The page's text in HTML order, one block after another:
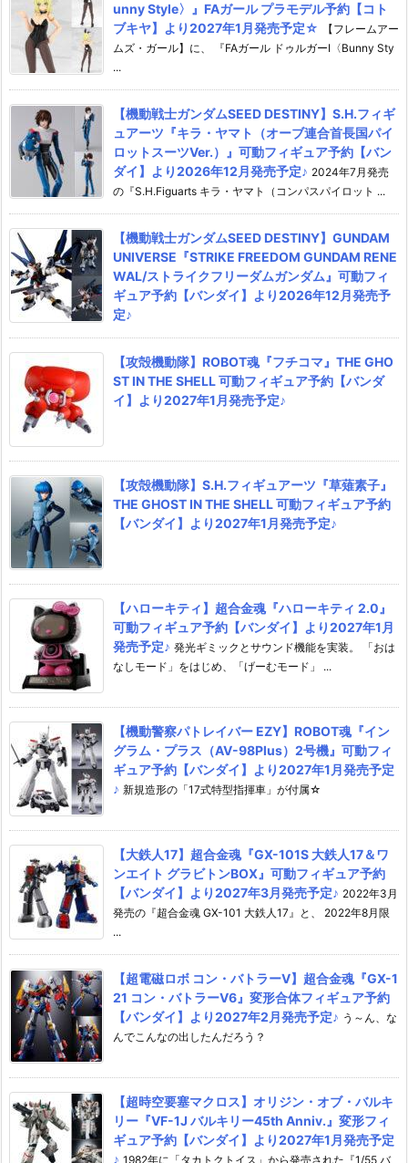
unny Style〉』FAガール プラモデル予約【コト
ブキヤ】より2027年1月発売予定☆
【フレームアー
ムズ・ガール】に、 『FAガール ドゥルガーI〈Bunny Sty
...
【機動戦士ガンダムSEED DESTINY】S.H.フィギ
ュアーツ『キラ・ヤマト（オーブ連合首長国パイ
ロットスーツVer.）』可動フィギュア予約【バン
ダイ】より2026年12月発売予定♪ 2024年7月発売
の『S.H.Figuarts キラ・ヤマト（コンパスパイロット ...
【機動戦士ガンダムSEED DESTINY】GUNDAM
UNIVERSE『STRIKE FREEDOM GUNDAM RENE
WAL/ストライクフリーダムガンダム』可動フィ
ギュア予約【バンダイ】より2026年12月発売予
定♪
【攻殻機動隊】ROBOT魂『フチコマ』THE GHO
ST IN THE SHELL 可動フィギュア予約【バンダ
イ】より2027年1月発売予定♪
【攻殻機動隊】S.H.フィギュアーツ『草薙素子』
THE GHOST IN THE SHELL 可動フィギュア予約
【バンダイ】より2027年1月発売予定♪
【ハローキティ】超合金魂『ハローキティ 2.0』
可動フィギュア予約【バンダイ】より2027年1月
発売予定♪ 発光ギミックとサウンド機能を実装。 「おは
なしモード」をはじめ、「げーむモード」 ...
【機動警察パトレイバー EZY】ROBOT魂『イン
グラム・プラス（AV-98Plus）2号機』可動フィ
ギュア予約【バンダイ】より2027年1月発売予定
♪ 新規造形の「17式特型指揮車」が付属☆
【大鉄人17】超合金魂『GX-101S 大鉄人17＆ワ
ンエイト グラビトンBOX』可動フィギュア予約
【バンダイ】より2027年3月発売予定♪ 2022年3月
発売の『超合金魂 GX-101 大鉄人17』と、 2022年8月限
...
【超電磁ロボ コン・バトラーV】超合金魂『GX-1
21 コン・バトラーV6』変形合体フィギュア予約
【バンダイ】より2027年2月発売予定♪ う～ん、な
んでこんなの出したんだろう？
【超時空要塞マクロス】オリジン・オブ・バルキ
リー『VF-1J バルキリー45th Anniv.』変形フィ
ギュア予約【バンダイ】より2027年1月発売予定
♪ 1982年に「タカトクトイス」から発売された『1/55 バ